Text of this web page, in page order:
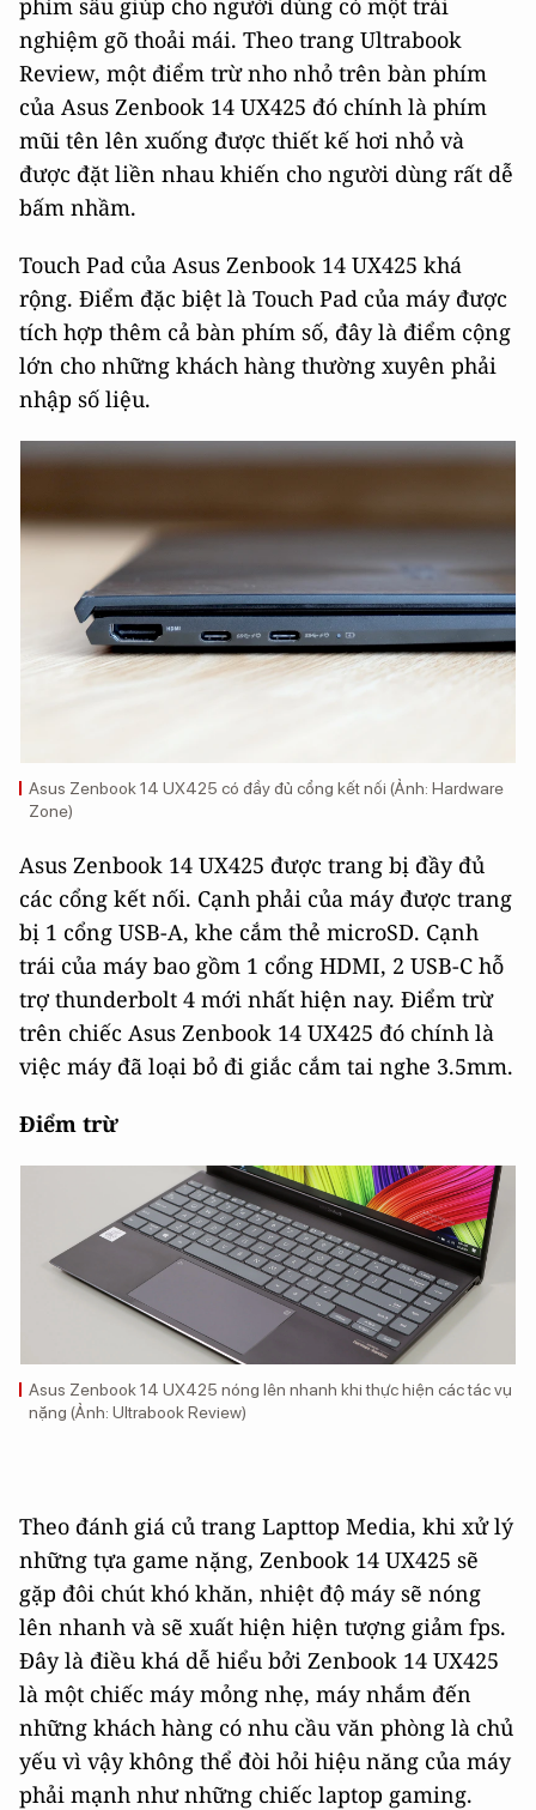
phím sâu giúp cho người dùng có một trải
nghiệm gõ thoải mái. Theo trang Ultrabook
Review, một điểm trừ nho nhỏ trên bàn phím
của Asus Zenbook 14 UX425 đó chính là phím
mũi tên lên xuống được thiết kế hơi nhỏ và
được đặt liền nhau khiến cho người dùng rất dễ
bấm nhầm.
Touch Pad của Asus Zenbook 14 UX425 khá
rộng. Điểm đặc biệt là Touch Pad của máy được
tích hợp thêm cả bàn phím số, đây là điểm cộng
lớn cho những khách hàng thường xuyên phải
nhập số liệu.
Asus Zenbook 14 UX425 có đầy đủ cổng kết nối (Ảnh: Hardware
Zone)
Asus Zenbook 14 UX425 được trang bị đầy đủ
các cổng kết nối. Cạnh phải của máy được trang
bị 1 cổng USB-A, khe cắm thẻ microSD. Cạnh
trái của máy bao gồm 1 cổng HDMI, 2 USB-C hỗ
trợ thunderbolt 4 mới nhất hiện nay. Điểm trừ
trên chiếc Asus Zenbook 14 UX425 đó chính là
việc máy đã loại bỏ đi giắc cắm tai nghe 3.5mm.
Điểm trừ
Asus Zenbook 14 UX425 nóng lên nhanh khi thực hiện các tác vụ
nặng (Ảnh: Ultrabook Review)
Theo đánh giá củ trang Lapttop Media, khi xử lý
những tựa game nặng, Zenbook 14 UX425 sẽ
gặp đôi chút khó khăn, nhiệt độ máy sẽ nóng
lên nhanh và sẽ xuất hiện hiện tượng giảm fps.
Đây là điều khá dễ hiểu bởi Zenbook 14 UX425
là một chiếc máy mỏng nhẹ, máy nhắm đến
những khách hàng có nhu cầu văn phòng là chủ
yếu vì vậy không thể đòi hỏi hiệu năng của máy
phải mạnh như những chiếc laptop gaming.